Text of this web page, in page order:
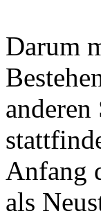
Darum
Anfang
als